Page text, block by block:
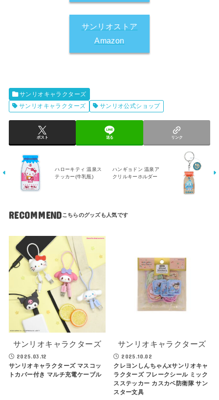
サンリオストア
Amazon
サンリオキャラクターズ
サンリオキャラクターズ
サンリオ公式ショップ
ポスト 送る リンク
ハローキティ 温泉ス
テッカー(牛乳瓶)
ハンギョドン 温泉ア
クリルキーホルダー
RECOMMEND
サンリオキャラクターズ
2025.03.12
サンリオキャラクターズ マスコッ
トカバー付き マルチ充電ケーブル
サンリオキャラクターズ
2025.10.02
クレヨンしんちゃんxサンリオキャ
ラクターズ フレークシール ミック
スステッカー カスカベ防衛隊 サン
スター文具